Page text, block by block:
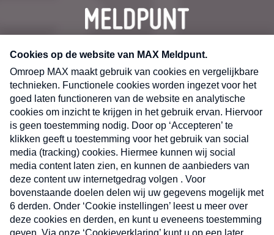
CONTACT
Volg ons op
X
Nieuwsbrief